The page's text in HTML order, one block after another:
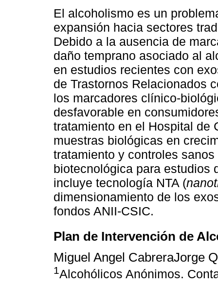
El alcoholismo es un
expansión hacia sectores
Debido a la ausencia de
daño temprano asociado al
en estudios recientes con
de Trastornos Relacionados
los marcadores clínico-
desfavorable en
tratamiento en el Hospital de
muestras biológicas en
tratamiento y controles
biotecnológica para estudios
incluye tecnología NTA (
dimensionamiento de los
fondos ANII-CSIC.
Plan de Intervención de
Miguel Angel CabreraJorge
1Alcohólicos Anónimos.